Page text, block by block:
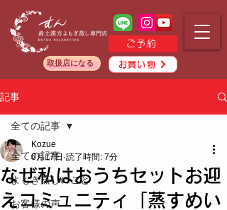
ご予約
お買い物
取扱店になる
記事
全ての記事
よもぎ蒸しのこと
お客様の声
全ての記事
なぜ私はおうちセットお迎
えコミュニティ「蒸すめい
Kozue
6月17日 読了時間: 7分